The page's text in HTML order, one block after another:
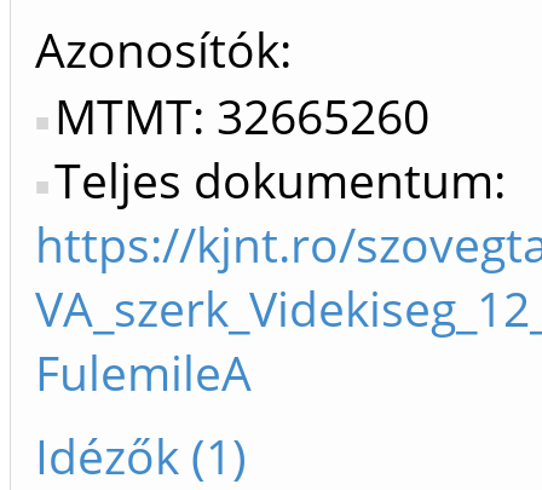
Azonosítók
MTMT: 32665260
Teljes dokumentum:
https://kjnt.ro/
FulemileA
Idézők (1)